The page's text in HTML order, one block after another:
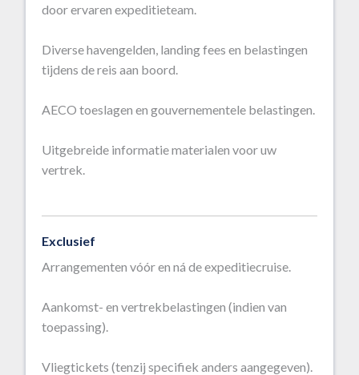
door ervaren expeditieteam.
Diverse havengelden, landing fees en belastingen
tijdens de reis aan boord.
AECO toeslagen en gouvernementele belastingen.
Uitgebreide informatie materialen voor uw
vertrek.
Exclusief
Arrangementen vóór en ná de expeditiecruise.
Aankomst- en vertrekbelastingen (indien van
toepassing).
Vliegtickets (tenzij specifiek anders aangegeven).